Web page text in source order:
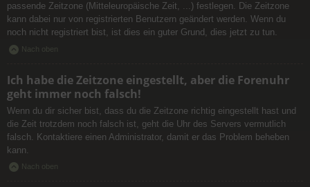
passende Zeitzone (Mitteleuropäische Zeit, ...) festlegen. Die Zeitzone
kann dabei nur von registrierten Benutzern geändert werden. Wenn du
noch nicht registriert bist, ist dies ein guter Grund, dies jetzt zu tun.
Nach oben
Ich habe die Zeitzone eingestellt, aber die Forenuhr
geht immer noch falsch!
Wenn du dir sicher bist, dass du die Zeitzone richtig eingestellt hast und
die Zeit trotzdem noch falsch ist, geht die Uhr des Servers vermutlich
falsch. Kontaktiere einen Administrator, damit er das Problem beheben
kann.
Nach oben